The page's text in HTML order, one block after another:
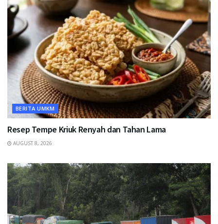
BERITA UMKM
Resep Tempe Kriuk Renyah dan Tahan Lama
AUGUST 8, 2026